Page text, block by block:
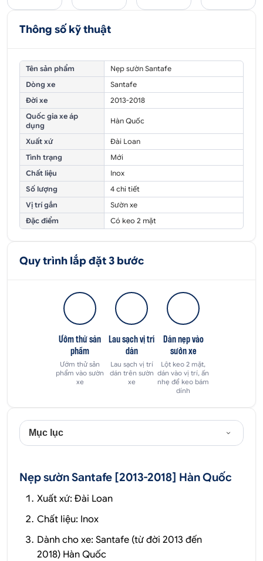
Thông số kỹ thuật
Tên sản phẩm
Nẹp sườn Santafe
Dòng xe
Santafe
Đời xe
2013-2018
Quốc gia xe áp
dụng
Hàn Quốc
Xuất xứ
Đài Loan
Tình trạng
Mới
Chất liệu
Inox
Số lượng
4 chi tiết
Vị trí gắn
Sườn xe
Đặc điểm
Có keo 2 mặt
Quy trình lắp đặt 3 bước
Ướm thử sản
phẩm
Ướm thử sản
phẩm vào sườn
xe
Lau sạch vị trí
dán
Lau sạch vị trí
dán trên sườn
xe
Dán nẹp vào
sườn xe
Lột keo 2 mặt,
dán vào vị trí, ấn
nhẹ để keo bám
dính
Mục lục
Nẹp sườn Santafe [2013-2018] Hàn Quốc
Xuất xứ: Đài Loan
Chất liệu: Inox
Dành cho xe: Santafe (từ đời 2013 đến
2018) Hàn Quốc